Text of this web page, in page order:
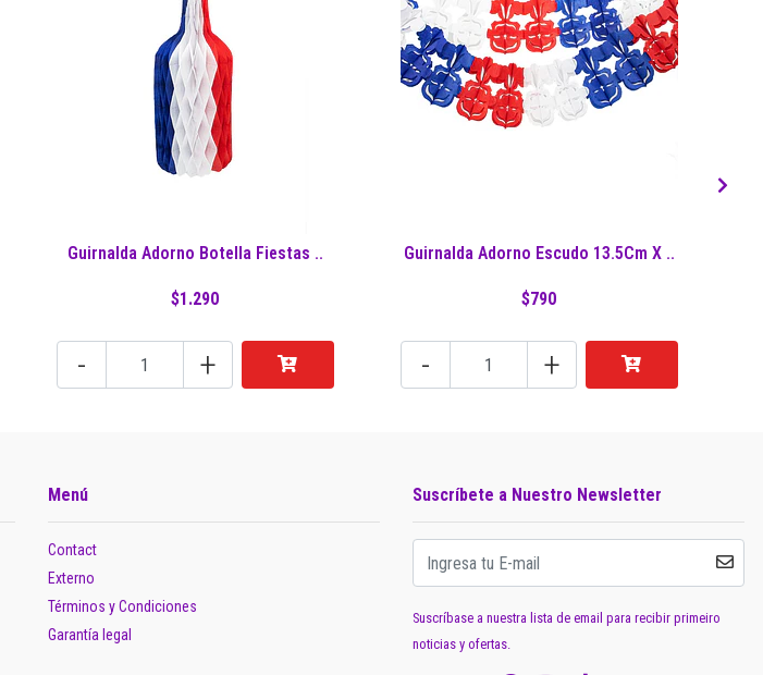
Guirnalda Adorno Botella Fiestas ..
$1.290
- +
Guirnalda Adorno Escudo 13.5Cm X ..
$790
- +
Menú
Contact
Externo
Términos y Condiciones
Garantía legal
Suscríbete a Nuestro Newsletter
Suscríbase a nuestra lista de email para recibir primeiro
noticias y ofertas.